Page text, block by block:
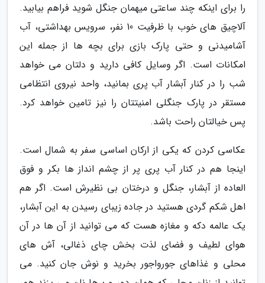
را برای اینکه چند ساعتی میهمان جنگل شوید فراهم بیابید.
آلاچیق های خوب با ظرفیت 10 نفر، سرویس بهداشتی، آب
آشامیدنی و حتی پارک بازی برای بچه ها از جمله این
امکانات است. اگر وسایل کافی دارید و دلتان می خواهد
شب را در کنار آبشار آب پری بمانید، واحد نیروی انتظامی
مستقر در پارک جنگلی امنیتتان را نیز تامین خواهد کرد.
پس خیالتان راحت باشد.
عکاسی کردن که یکی از ارکان اساسی سفر به شمال است.
اینجا هم در کنار آب پری پر از چشم انداز ها بکر و فوق
العاده از آبشار، جنگل و درختان بی نظیرش است. اگر هم
اهل شکم گردی هستید در جاده زیبای رسیدن به این آبشار،
یک عالمه دکه و مغازه هست که می توانید از آن ها در آن
هوای لطیف و فضای لذت بخش چای ذغالی، آش های
محلی و غذاهای جورواجور بخرید و نوش جان کنید. می